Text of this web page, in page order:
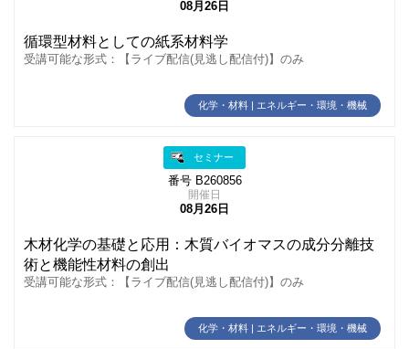
08月26日
循環型材料としての紙系材料学
受講可能な形式：【ライブ配信(見逃し配信付)】のみ
化学・材料 | エネルギー・環境・機械
セミナー
番号 B260856
開催日
08月26日
木材化学の基礎と応用：木質バイオマスの成分分離技
術と機能性材料の創出
受講可能な形式：【ライブ配信(見逃し配信付)】のみ
化学・材料 | エネルギー・環境・機械